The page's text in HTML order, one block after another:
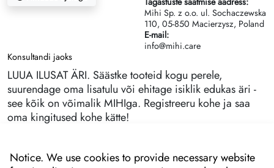
Mihi Sp. z o.o. ul. Sochaczewska
110, 05-850 Macierzysz, Poland
E-mail:
info@mihi.care
Konsultandi jaoks
LUUA ILUSAT ÄRI. Säästke tooteid kogu perele,
suurendage oma lisatulu või ehitage isiklik edukas äri -
see kõik on võimalik MIHIga. Registreeru kohe ja saa
oma kingitused kohe kätte!
Notice. We use cookies to provide necessary website